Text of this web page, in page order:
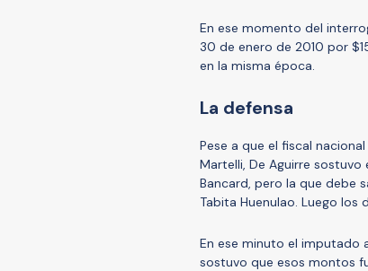
En ese momento del
30 de enero de 2010 por
en la misma época.
La defensa
Pese a que el fiscal
Martelli, De Aguirre
Bancard, pero la que debe
Tabita Huenulao. Luego
En ese minuto el imputado
sostuvo que esos montos